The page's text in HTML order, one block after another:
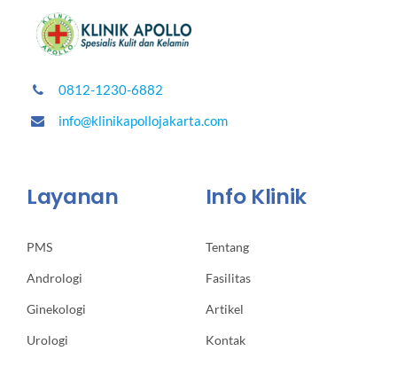
0812-1230-6882
info@klinikapollojakarta.com
Layanan
PMS
Andrologi
Ginekologi
Urologi
Info Klinik
Tentang
Fasilitas
Artikel
Kontak